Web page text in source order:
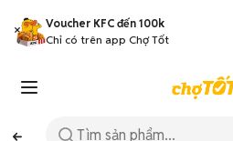
Voucher KFC đến 100k
Chỉ có trên app Chợ Tốt